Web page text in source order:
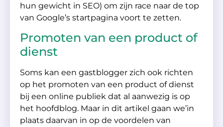
hun gewicht in SEO) om zijn race naar de top
van Google’s startpagina voort te zetten.
Promoten van een product of
dienst
Soms kan een gastblogger zich ook richten
op het promoten van een product of dienst
bij een online publiek dat al aanwezig is op
het hoofdblog. Maar in dit artikel gaan we’in
plaats daarvan in op de voordelen van